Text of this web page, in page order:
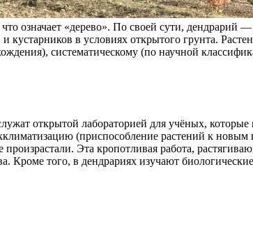
означает «дерево». По своей сути, дендрарий
кустарников в условиях открытого грунта.
систематическому (по научной
открытой лабораторией для учёных,
(приспособление растений к
Эта кропотливая работа,
Кроме того, в дендрариях изучают